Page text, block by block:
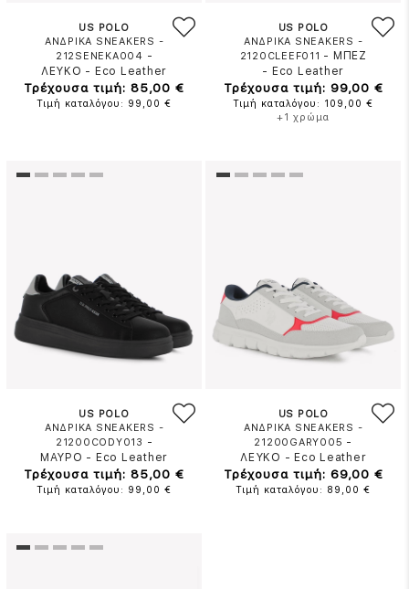
US POLO
ΑΝΔΡΙΚΑ SNEAKERS -
212SENEKA004 -
ΛΕΥΚΟ - Eco Leather
Τρέχουσα τιμή: 85,00 €
Τιμή καταλόγου: 99,00 €
US POLO
ΑΝΔΡΙΚΑ SNEAKERS -
2120CLEEF011 - ΜΠΕΖ
- Eco Leather
Τρέχουσα τιμή: 99,00 €
Τιμή καταλόγου: 109,00 €
+1 χρώμα
US POLO
ΑΝΔΡΙΚΑ SNEAKERS -
21200CODY013 -
ΜΑΥΡΟ - Eco Leather
Τρέχουσα τιμή: 85,00 €
Τιμή καταλόγου: 99,00 €
US POLO
ΑΝΔΡΙΚΑ SNEAKERS -
21200GARY005 -
ΛΕΥΚΟ - Eco Leather
Τρέχουσα τιμή: 69,00 €
Τιμή καταλόγου: 89,00 €